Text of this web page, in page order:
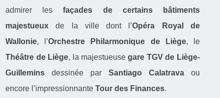
admirer lesfaçades de certains bâtiments
majestueux de la ville dont l’Opéra Royal de
Wallonie, l’Orchestre Philarmonique de Liège, le
Théâtre de Liège, la majestueusegare TGV de Liège-
Guillemins dessinée par Santiago Calatravaou
encore l’impressionnanteTour des Finances.